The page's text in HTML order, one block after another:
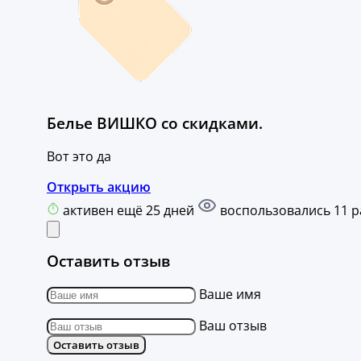
Белье ВИШКО со скидками.
Вот это да
Открыть акцию
активен ещё 25 дней
воспользовались 11
Оставить отзыв
Ваше имя
Ваш отзыв
Оставить отзыв